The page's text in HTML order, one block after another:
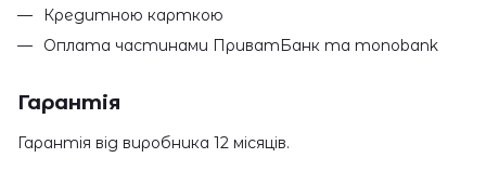
Кредитною карткою
Оплата частинами ПриватБанк та monobank
Гарантія
Гарантія від виробника 12 місяців.